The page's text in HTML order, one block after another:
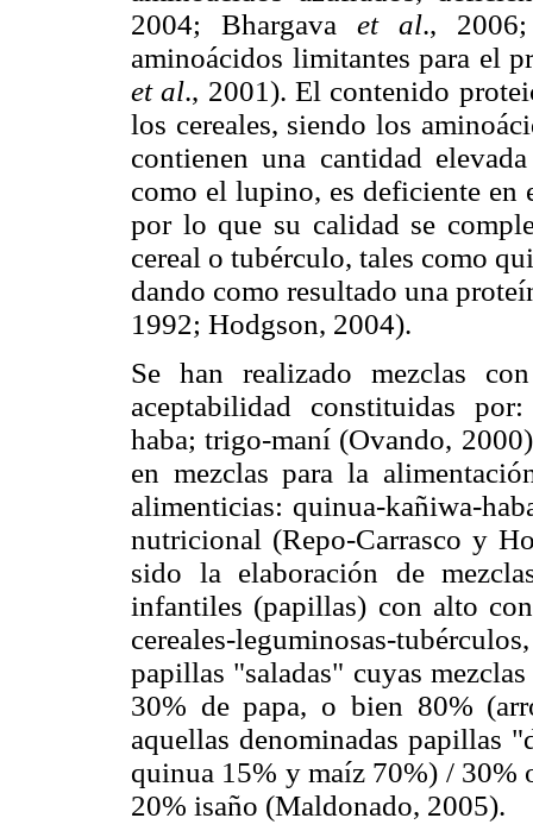
2004; Bhargavaet al.,
aminoácidos limitantes para el
et al., 2001). El contenido
los cereales, siendo los
contienen una cantidad
como el lupino, es deficiente
por lo que su calidad se
cereal o tubérculo, tales como
dando como resultado una
1992; Hodgson, 2004).
Se han realizado mezclas
aceptabilidad constituidas
haba; trigo-maní (Ovando,
en mezclas para la
alimenticias: quinua-kañiwa-
nutricional (Repo-Carrasco y
sido la elaboración de
infantiles (papillas) con alto
cereales-leguminosas-
papillas "saladas" cuyas
30% de papa, o bien 80%
aquellas denominadas papillas
quinua 15% y maíz 70%) / 30%
20% isaño (Maldonado, 2005).